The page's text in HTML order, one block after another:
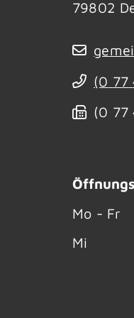
79802
(0 77
(0 77
Mo - Fr
Mi